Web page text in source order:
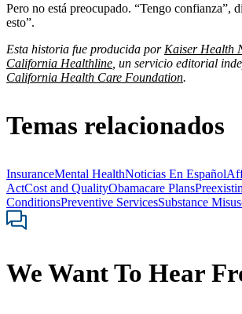
Pero no está preocupado. “Tengo confianza”,
esto”.
Esta historia fue producida por Kaiser Health
California Healthline , un servicio editorial
California Health Care Foundation.
Temas relacionados
InsuranceMental HealthNoticias En Español
ActCost and QualityObamacare Plans
ConditionsPreventive ServicesSubstance
We Want To Hear